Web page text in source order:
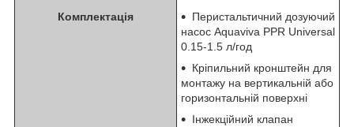
Комплектація
Перистальтичний дозуючий
насос Aquaviva PPR Universal
0.15-1.5 л/год
Кріпильний кронштейн для
монтажу на вертикальній або
горизонтальній поверхні
Інжекційний клапан